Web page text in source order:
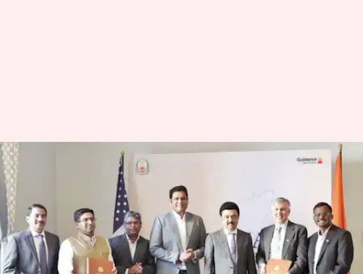
செங்கல்பட்டில் பசுமை
ஹைட்ரஜன் உற்பத்தித்
தொழிற்சாலை; தமிழக
அரசு ஓமியம்
நிறுவனத்துடன் ஒப்பந்தம்